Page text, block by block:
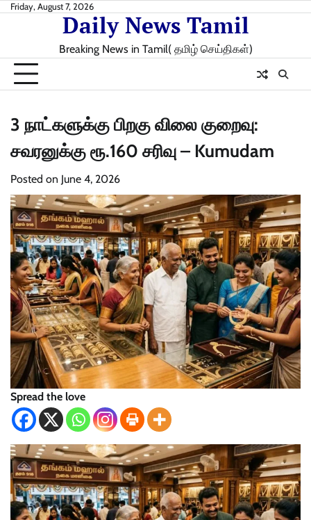
SkipFriday, August 7, 2026
Daily News Tamil
Breaking News in Tamil( தமிழ் செய்திகள்)
3 நாட்களுக்கு பிறகு விலை குறைவு:
சவரனுக்கு ரூ.160 சரிவு – Kumudam
Posted on June 4, 2026
Spread the love